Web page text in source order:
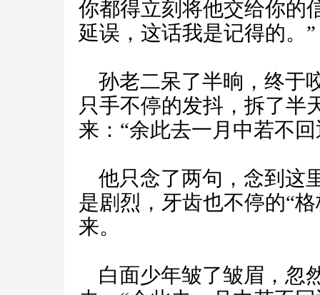
你都得立刻将他交给你的
延误，这话我是记得的。”
孙老二呆了半晌，终于
只手不停的发抖，拆了半
来：“余此去一月中若不
他只念了两句，念到这
是剧烈，牙齿也不停的“
来。
白面少年皱了皱眉，忽